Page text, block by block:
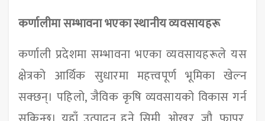
कर्णालीमा सम्भावना भएका स्थानीय व्यवसायहरू
कर्णाली प्रदेशमा सम्भावना भएका व्यवसायहरूले यस
क्षेत्रको आर्थिक सुधारमा महत्त्वपूर्ण भूमिका खेल्न
सक्छन्। पहिलो, जैविक कृषि व्यवसायको विकास गर्न